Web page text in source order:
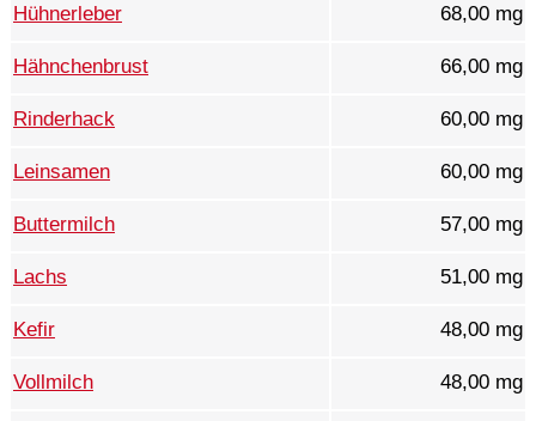
Hühnerleber 68,00 mg
Hähnchenbrust 66,00 mg
Rinderhack 60,00 mg
Leinsamen 60,00 mg
Buttermilch 57,00 mg
Lachs 51,00 mg
Kefir 48,00 mg
Vollmilch 48,00 mg